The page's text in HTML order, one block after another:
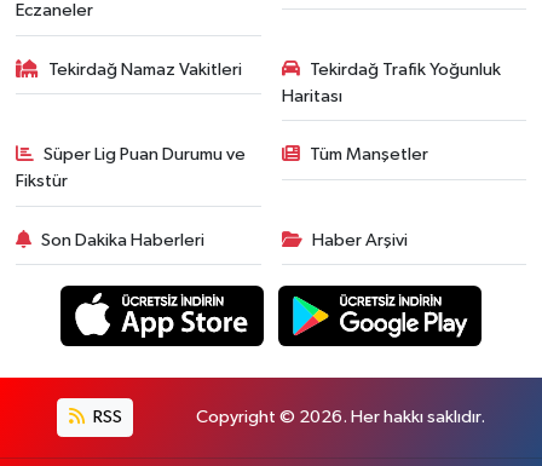
Eczaneler
Tekirdağ Namaz Vakitleri
Tekirdağ Trafik Yoğunluk
Haritası
Süper Lig Puan Durumu ve
Fikstür
Tüm Manşetler
Son Dakika Haberleri Haber Arşivi
RSS Copyright © 2026. Her hakkı saklıdır.